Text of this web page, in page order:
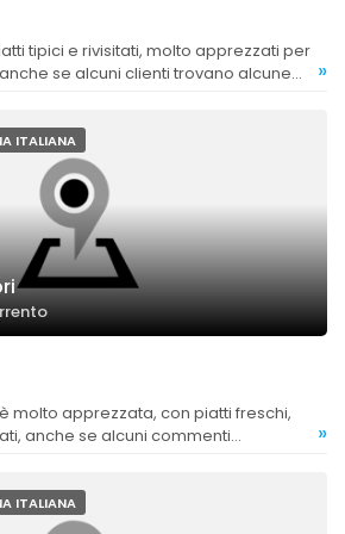
se alcuni clienti trovano alcune
»
ITALIANA
anche se alcuni commenti
»
ITALIANA